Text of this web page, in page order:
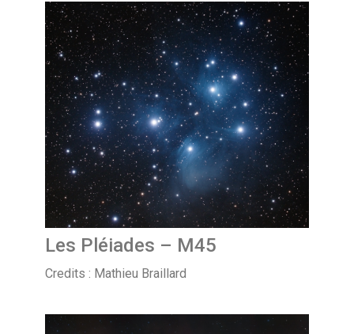
Les Pléiades – M45
Credits : Mathieu Braillard